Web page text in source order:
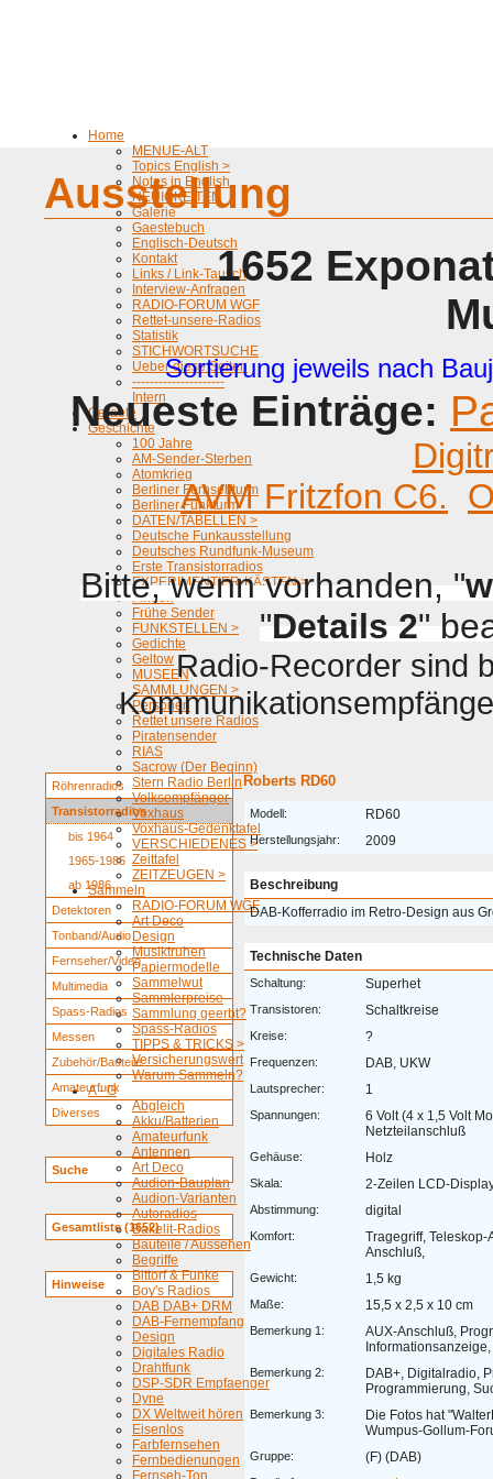
Home
MENUE-ALT
Topics English >
Notes in English
NEUIGKEITEN
Galerie
Gaestebuch
Englisch-Deutsch
Kontakt
Links / Link-Tausch
Interview-Anfragen
RADIO-FORUM WGF
Rettet-unsere-Radios
Statistik
STICHWORTSUCHE
Ueber diese Seiten
---------------------
Intern
Geraete
Geschichte
100 Jahre
AM-Sender-Sterben
Atomkrieg
Berliner Fernsehturm
Berliner Funkturm
DATEN/TABELLEN >
Deutsche Funkausstellung
Deutsches Rundfunk-Museum
Erste Transistorradios
EXPERIMENTIER-KÄSTEN >
Firmen
Frühe Sender
FUNKSTELLEN >
Gedichte
Geltow
MUSEEN
SAMMLUNGEN >
Personen
Rettet unsere Radios
Piratensender
RIAS
Sacrow (Der Beginn)
Stern Radio Berlin
Volksempfänger
Voxhaus
Voxhaus-Gedenktafel
VERSCHIEDENES >
Zeittafel
ZEITZEUGEN >
Sammeln
RADIO-FORUM WGF
Art Deco
Design
Musiktruhen
Papiermodelle
Sammelwut
Sammlerpreise
Sammlung geerbt?
Spass-Radios
TIPPS & TRICKS >
Versicherungswert
Warum Sammeln?
A - G
Abgleich
Akku/Batterien
Amateurfunk
Antennen
Art Deco
Audion-Bauplan
Audion-Varianten
Autoradios
Bakelit-Radios
Bauteile / Aussehen
Begriffe
Bittorf & Funke
Boy's Radios
DAB DAB+ DRM
DAB-Fernempfang
Design
Digitales Radio
Drahtfunk
DSP-SDR Empfaenger
Dyne
DX Weltweit hören
Eisenlos
Farbfernsehen
Fernbedienungen
Fernseh-Ton
Ausstellung
1652
Sortierung jeweils nach
Neueste Einträge:
AVM Fritzfon C6.
Bitte, wenn vorhanden, "
"Details 2"
Radio-Recorder sind
Röhrenradios
Transistorradios
bis 1964
1965-1985
ab 1986
Detektoren
Tonband/Audio
Fernseher/Video
Multimedia
Spass-Radios
Messen
Zubehör/Bauteile
Amateurfunk
Diverses
Suche
Gesamtliste (1652)
Hinweise
Roberts RD60
Modell: RD60
Herstellungsjahr: 2009
Beschreibung
DAB-Kofferradio im Retro-Design aus
Technische Daten
Schaltung: Superhet
Transistoren: Schaltkreise
Kreise: ?
Frequenzen: DAB, UKW
Lautsprecher: 1
Spannungen:
6 Volt (4 x 1,5 Volt
Netzteilanschluß
Gehäuse: Holz
Skala: 2-Zeilen LCD-
Abstimmung: digital
Komfort:
Tragegriff,
Anschluß,
Gewicht: 1,5 kg
Maße: 15,5 x 2,5 x 10 cm
Bemerkung 1:
AUX-Anschluß,
Bemerkung 2:
DAB+, Digitalradio,
Programmierung,
Bemerkung 3:
Die Fotos hat
Wumpus-Gollum-
Gruppe: (F) (DAB)